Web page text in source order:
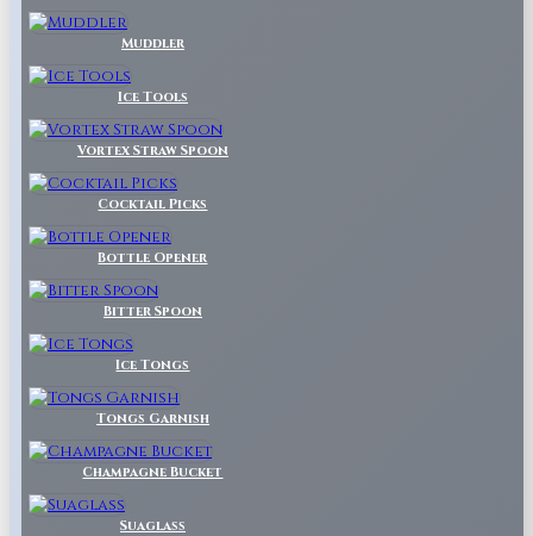
Muddler
Ice Tools
Vortex Straw Spoon
Cocktail Picks
Bottle Opener
Bitter Spoon
Ice Tongs
Tongs Garnish
Champagne Bucket
Suaglass